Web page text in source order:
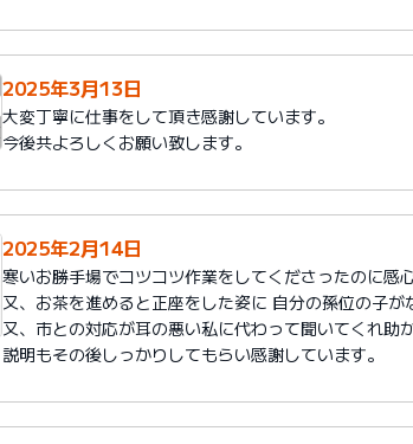
2025年3月13日
大変丁寧に仕事をして頂き感謝しています。
今後共よろしくお願い致します。
2025年2月14日
寒いお勝手場でコツコツ作業をしてくださったのに感
又、お茶を進めると正座をした姿に 自分の孫位の子が
又、市との対応が耳の悪い私に代わって聞いてくれ助
説明もその後しっかりしてもらい感謝しています。